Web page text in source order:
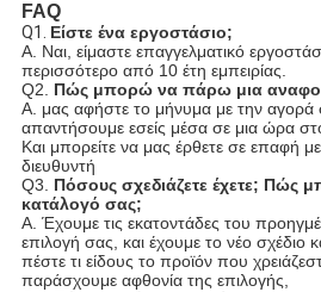
FAQ
Q1. Είστε ένα εργοστάσιο;
Α. Ναι, είμαστε επαγγελματικό
περισσότερο από 10 έτη εμπειρίας.
Q2. Πώς μπορώ να πάρω μια
Α. μας αφήστε το μήνυμα με την αγορά
απαντήσουμε εσείς μέσα σε μια ώρα
Και μπορείτε να μας έρθετε σε επαφή
διευθυντή
Q3. Πόσους σχεδιάζετε έχετε; Πώς
κατάλογό σας;
Α. Έχουμε τις εκατοντάδες του
επιλογή σας, και έχουμε το νέο σχέδιο
πέστε τι είδους το προϊόν που
παράσχουμε αφθονία της επιλογής,